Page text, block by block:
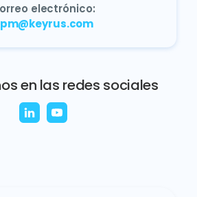
electrónico:
en las redes sociales